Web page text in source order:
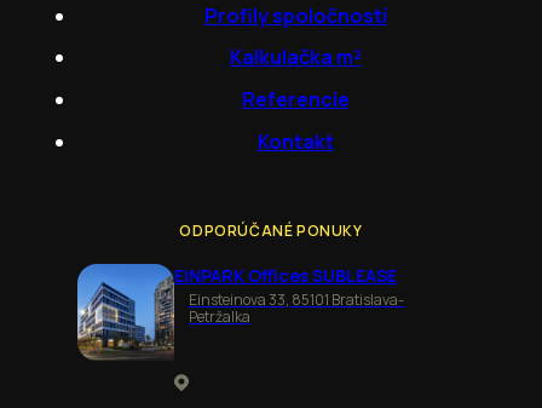
Profily spoločností
Kalkulačka m²
Referencie
Kontakt
ODPORÚČANÉ PONUKY
EINPARK Offices SUBLEASE
Einsteinova 33, 85101 Bratislava-
Petržalka